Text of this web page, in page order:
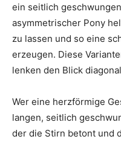
ein seitlich
asymmetrischer Pony
zu lassen und so eine
erzeugen. Diese
lenken den Blick
Wer eine herzförmige
langen, seitlich
der die Stirn betont und